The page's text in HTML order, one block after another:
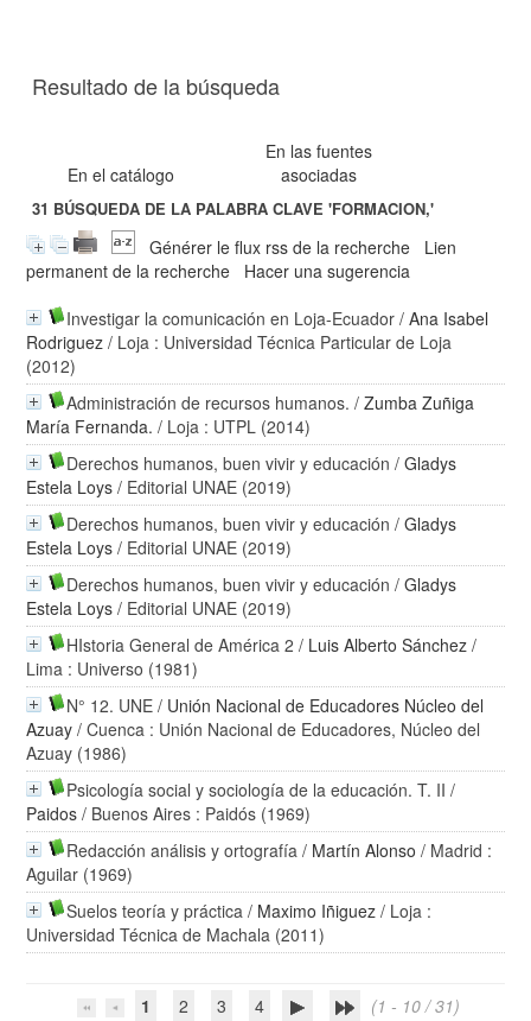
Resultado de la búsqueda
En el catálogo
En las fuentes
asociadas
31 BÚSQUEDA DE LA PALABRA CLAVE'FORMACION,'
Générer le flux rss de la recherche
Lien
permanent de la recherche
Hacer una sugerencia
Investigar la comunicación en Loja-Ecuador /Ana Isabel
Rodriguez / Loja : Universidad Técnica Particular de Loja
(2012)
Administración de recursos humanos. /Zumba Zuñiga
María Fernanda. / Loja : UTPL (2014)
Derechos humanos, buen vivir y educación /Gladys
Estela Loys / Editorial UNAE (2019)
Derechos humanos, buen vivir y educación /Gladys
Estela Loys / Editorial UNAE (2019)
Derechos humanos, buen vivir y educación /Gladys
Estela Loys / Editorial UNAE (2019)
HIstoria General de América 2 / Luis Alberto Sánchez /
Lima : Universo (1981)
N° 12. UNE / Unión Nacional de Educadores Núcleo del
Azuay / Cuenca : Unión Nacional de Educadores, Núcleo del
Azuay (1986)
Psicología social y sociología de la educación. T. II /
Paidos / Buenos Aires : Paidós (1969)
Redacción análisis y ortografía / Martín Alonso / Madrid :
Aguilar (1969)
Suelos teoría y práctica / Maximo Iñiguez / Loja :
Universidad Técnica de Machala (2011)
1 2 3 4 (1 - 10 / 31)